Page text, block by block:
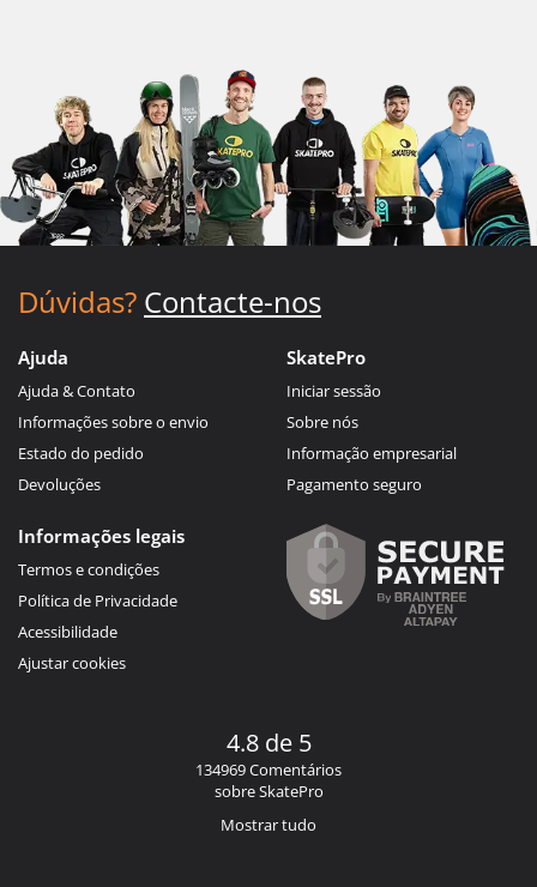
Dúvidas? Contacte-nos
Ajuda
Ajuda & Contato
Informações sobre o envio
Estado do pedido
Devoluções
SkatePro
Iniciar sessão
Sobre nós
Informação empresarial
Pagamento seguro
Informações legais
Termos e condições
Política de Privacidade
Acessibilidade
Ajustar cookies
4.8 de 5
134969 Comentários
sobre SkatePro
Mostrar tudo